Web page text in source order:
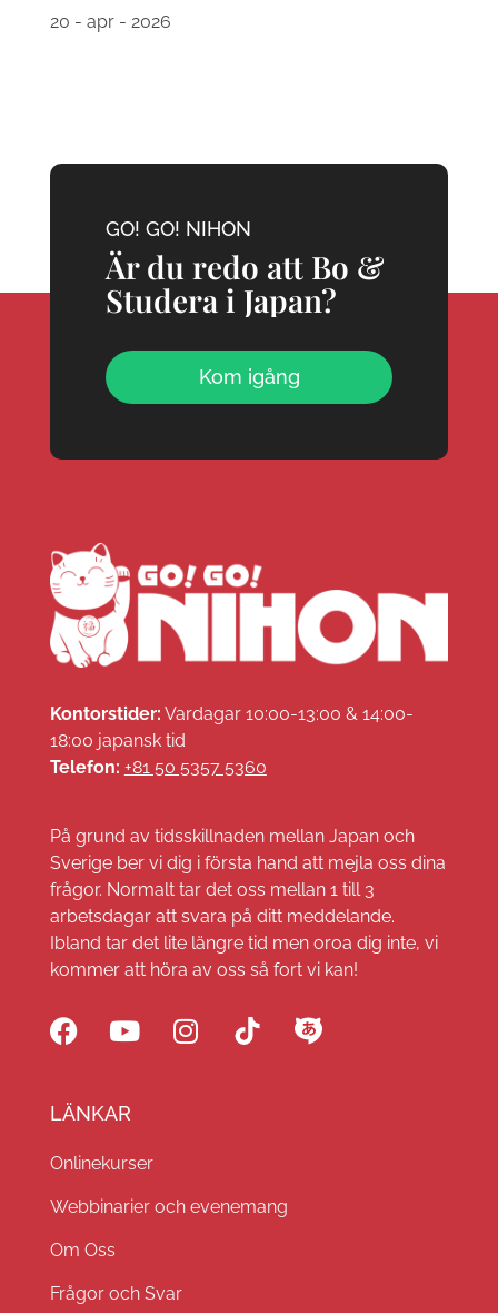
20 - apr - 2026
GO! GO! NIHON
Är du redo att Bo &
Studera i Japan?
Kom igång
Kontorstider: Vardagar 10:00-13:00 & 14:00-
18:00 japansk tid
Telefon: +81 50 5357 5360
På grund av tidsskillnaden mellan Japan och
Sverige ber vi dig i första hand att mejla oss dina
frågor. Normalt tar det oss mellan 1 till 3
arbetsdagar att svara på ditt meddelande.
Ibland tar det lite längre tid men oroa dig inte, vi
kommer att höra av oss så fort vi kan!
LÄNKAR
Onlinekurser
Webbinarier och evenemang
Om Oss
Frågor och Svar